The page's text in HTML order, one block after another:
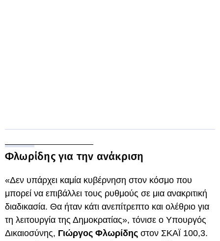
Φλωρίδης για την ανάκριση
«Δεν υπάρχει καμία κυβέρνηση στον κόσμο που
μπορεί να επιβάλλει τους ρυθμούς σε μια ανακριτική
διαδικασία. Θα ήταν κάτι ανεπίτρεπτο και ολέθριο για
τη λειτουργία της Δημοκρατίας», τόνισε ο Υπουργός
Δικαιοσύνης, Γιώργος Φλωρίδης στον ΣΚΑΪ 100,3.